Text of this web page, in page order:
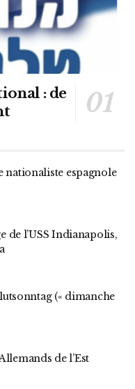
: de
nationaliste espagnole
de l’USS Indianapolis,
(« dimanche
de l’Est